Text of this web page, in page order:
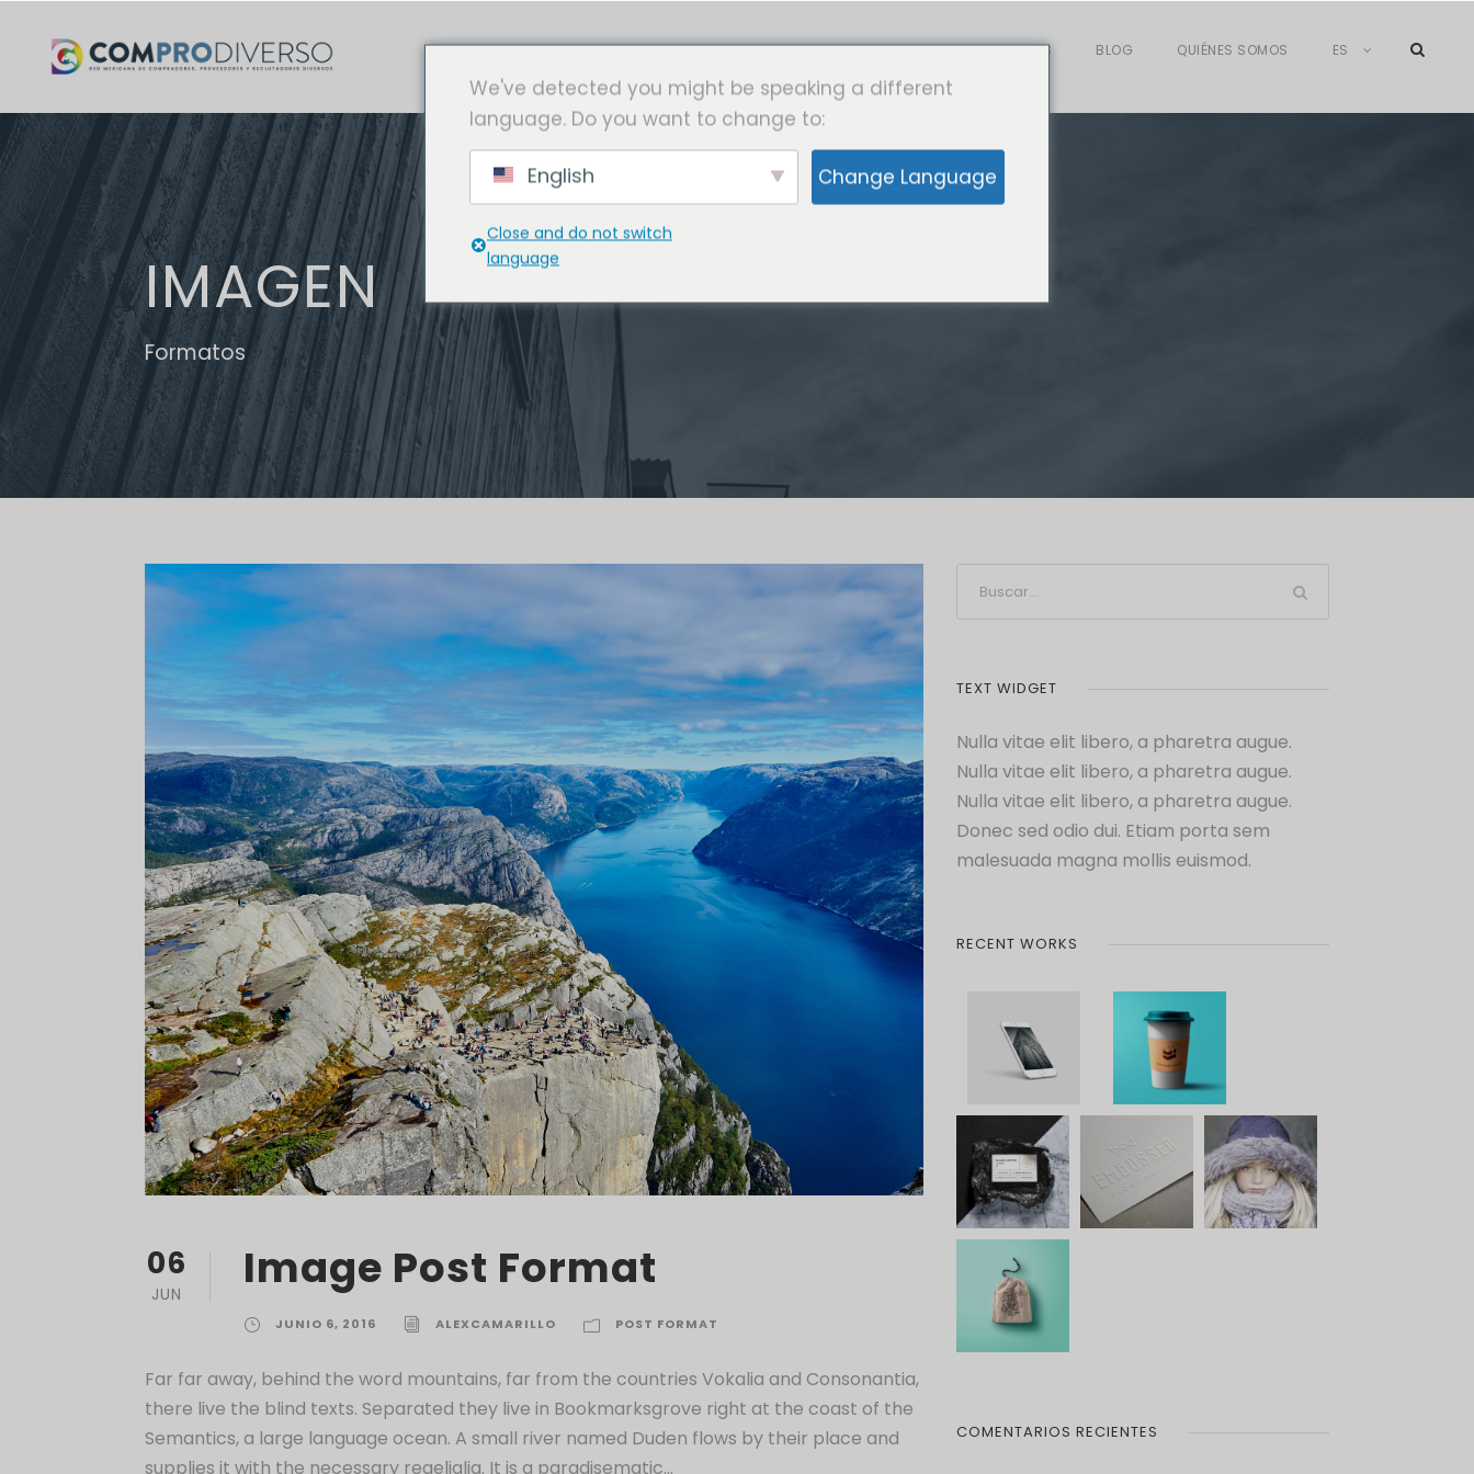
INICIO PROGRAMAS AFILIACIONES BLOG QUIÉNES SOMOS ES
IMAGEN
Formatos
06
JUN Image Post Format
JUNIO 6, 2016 ALEXCAMARILLO POST FORMAT
Far far away, behind the word mountains, far from the countries Vokalia and Consonantia,
there live the blind texts. Separated they live in Bookmarksgrove right at the coast of the
Semantics, a large language ocean. A small river named Duden flows by their place and
supplies it with the necessary regelialia. It is a paradisematic...
TEXT WIDGET
Nulla vitae elit libero, a pharetra augue.
Nulla vitae elit libero, a pharetra augue.
Nulla vitae elit libero, a pharetra augue.
Donec sed odio dui. Etiam porta sem
malesuada magna mollis euismod.
RECENT WORKS
COMENTARIOS RECIENTES
We've detected you might be speaking a different
language. Do you want to change to:
English Change Language
Close and do not switch
language